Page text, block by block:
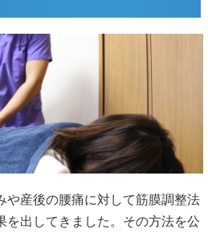
産後の腰痛に対して筋膜調整法
出してきました。その方法を公
産後は特に骨盤や腰、お腹周りの